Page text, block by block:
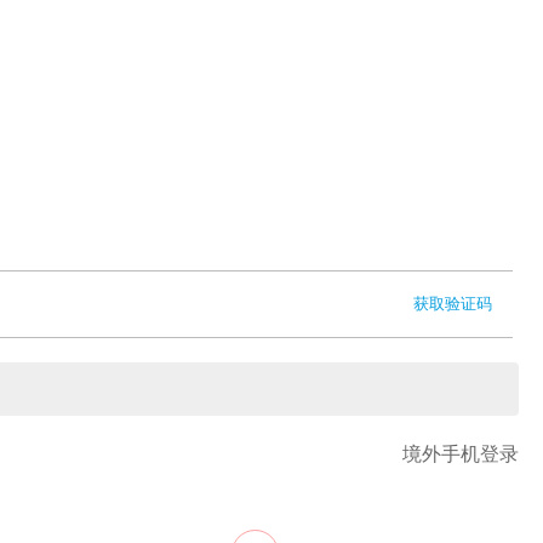
获取验证码
境外手机登录